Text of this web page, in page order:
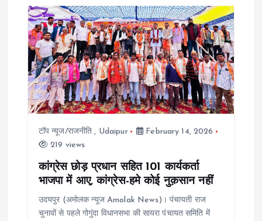
टॉप न्यूज/राजनीति , Udaipur
February 14, 2026
219 views
कांग्रेस छोड़ प्रधान सहित 101 कार्यकर्ता
भाजपा में आए, कांग्रेस-हमे कोई नुक़सान नहीं
उदयपुर (अमोलक न्यूज Amolak News)। पंचायती राज
चुनावों से पहले गोगुंदा विधानसभा की सायरा पंचायत समिति में